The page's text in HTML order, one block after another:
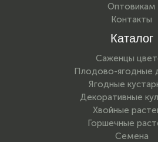
Оптовикам
Контакты
Каталог
Саженцы
Плодово-ягодные
Ягодные
Декоративные
Хвойные
Горшечные
Семена